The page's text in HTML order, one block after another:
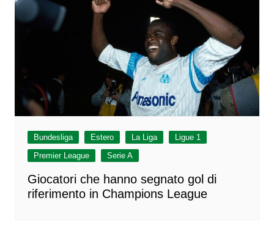
Bundesliga Estero La Liga
Ligue 1
Premier League
Serie A
Giocatori che hanno segnato gol di
riferimento in Champions League